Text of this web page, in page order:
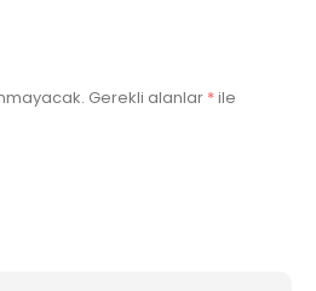
Gerekli alanlar *ile